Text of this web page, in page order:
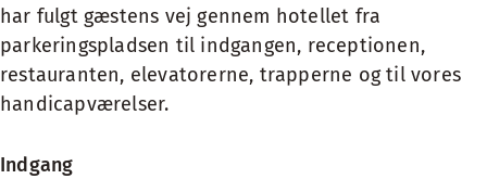
har fulgt gæstens vej gennem hotellet fra
parkeringspladsen til indgangen, receptionen,
restauranten, elevatorerne, trapperne og til vores
handicapværelser.
Indgang